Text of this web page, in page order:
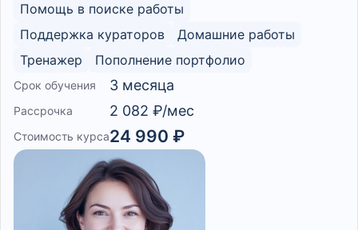
Помощь в поиске работы
Поддержка кураторов
Домашние работы
Тренажер
Пополнение портфолио
Срок обучения 3 месяца
Рассрочка 2 082 ₽/мес
Стоимость курса24 990 ₽